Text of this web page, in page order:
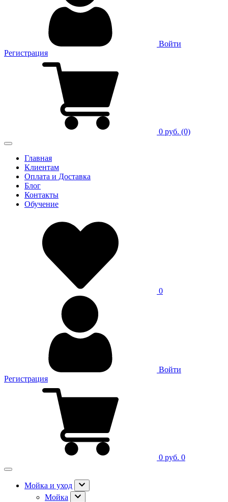
Войти
Регистрация
0 руб. (0)
Главная
Клиентам
Оплата и Доставка
Блог
Контакты
Обучение
0
Войти
Регистрация
0 руб. 0
Мойка и уход
Мойка